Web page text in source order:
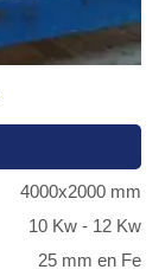
4000x2000 mm
10 Kw - 12 Kw
25 mm en Fe